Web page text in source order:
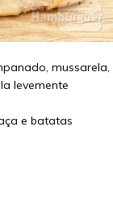
mussarela,
levemente
e batatas